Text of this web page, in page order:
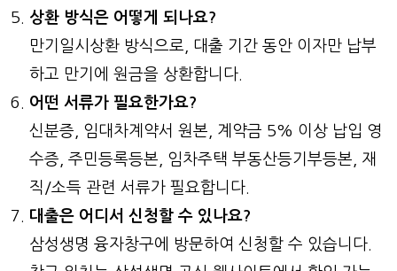
상환 방식은 어떻게 되나요?
만기일시상환 방식으로, 대출 기간 동안 이자만 납부
하고 만기에 원금을 상환합니다.
어떤 서류가 필요한가요?
신분증, 임대차계약서 원본, 계약금 5% 이상 납입 영
수증, 주민등록등본, 임차주택 부동산등기부등본, 재
직/소득 관련 서류가 필요합니다.
대출은 어디서 신청할 수 있나요?
삼성생명 융자창구에 방문하여 신청할 수 있습니다.